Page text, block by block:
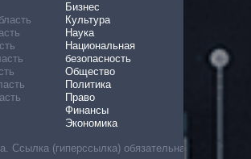
Бизнес
Культура
Наука
Национальная
безопасность
Общество
Политика
Право
Финансы
Экономика
Ссылка (гиперссылка) обязательна